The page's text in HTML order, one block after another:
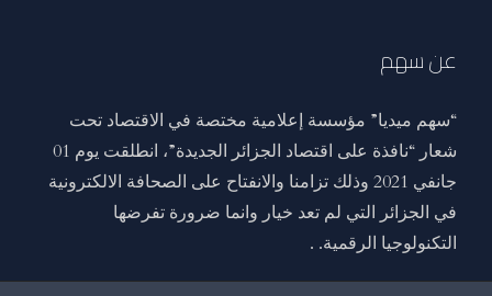
عن سهم
“سهم ميديا” مؤسسة إعلامية مختصة في الاقتصاد تحت
شعار “نافذة على اقتصاد الجزائر الجديدة”، انطلقت يوم 01
جانفي 2021 وذلك تزامنا والانفتاح على الصحافة الالكترونية
في الجزائر التي لم تعد خيار وانما ضرورة تفرضها
التكنولوجيا الرقمية. .